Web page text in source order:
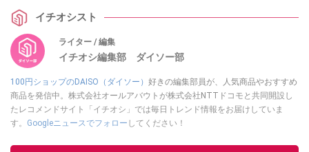
イチオシスト
ライター / 編集
イチオシ編集部 ダイソー部
100円ショップのDAISO（ダイソー） 好きの編集部員が、人気商品やおすすめ
商品を発信中。株式会社オールアバウトが株式会社NTTドコモと共同開設し
たレコメンドサイト「イチオシ」では毎日トレンド情報をお届けしていま
す。 Googleニュースでフォロー してください！
このイチオシストの他の記事を読む